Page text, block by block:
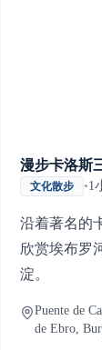
漫步卡洛斯
文化散步 •1
沿着著名的
欣赏埃布罗
淀。
Puente de
de Ebro,